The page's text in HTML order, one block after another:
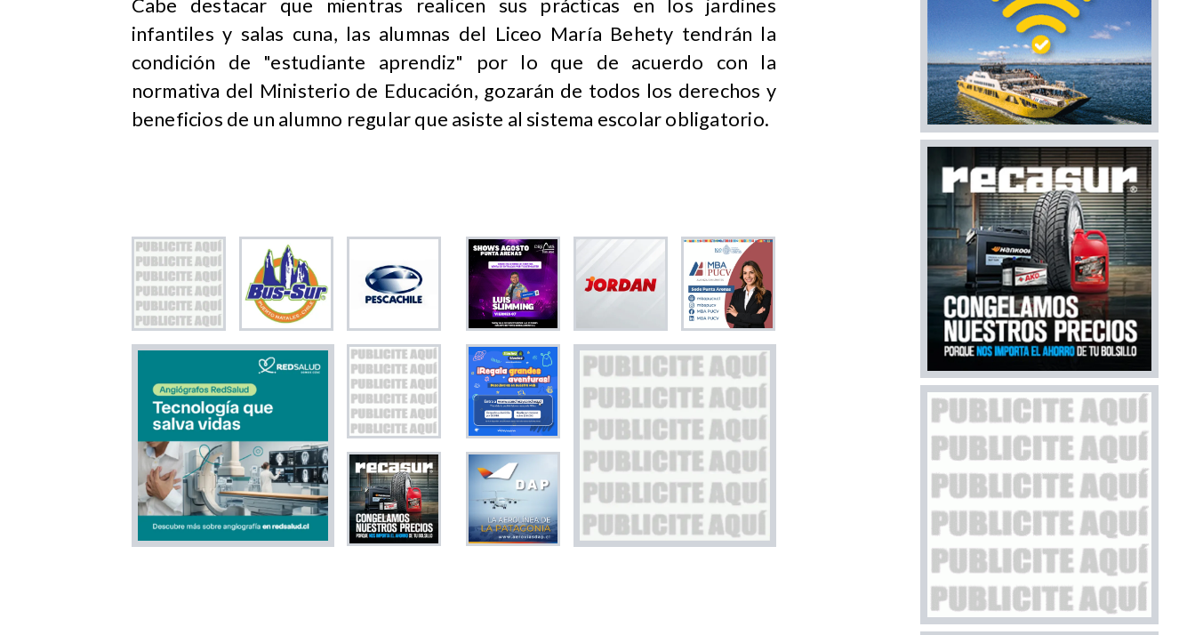
Cabe destacar que mientras realicen sus prácticas en los jardines
infantiles y salas cuna, las alumnas del Liceo María Behety tendrán la
condición de "estudiante aprendiz" por lo que de acuerdo con la
normativa del Ministerio de Educación, gozarán de todos los derechos y
beneficios de un alumno regular que asiste al sistema escolar obligatorio.